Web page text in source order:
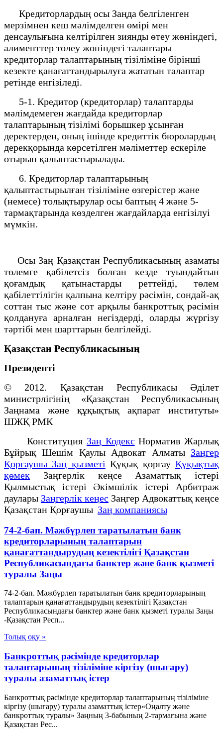
Кредиторлардың осы Заңда белгіленген
мерзімнен кеш мәлімделген өмірі мен
денсаулығына келтірілген зиянды өтеу жөніндегі,
алименттер төлеу жөніндегі талаптары
кредиторлар талаптарының тізіліміне бірінші
кезекте қанағаттандырылуға жататын талаптар
ретінде енгізіледі.
5-1. Кредитор (кредиторлар) талаптарды
мәлімдемеген жағдайда кредиторлар
талаптарының тізілімі борышкер ұсынған
деректерден, оның ішінде кредиттік бюролардың
дерекқорында көрсетілген мәліметтер ескеріле
отырып қалыптастырылады.
6. Кредиторлар талаптарының
қалыптастырылған тізіліміне өзгерістер және
(немесе) толықтырулар осы баптың 4 және 5-
тармақтарында көзделген жағдайларда енгізілуі
мүмкін.
Осы Заң Қазақстан Республикасының азаматы
төлемге қабілетсіз болған кезде туындайтын
қоғамдық қатынастарды реттейді, төлем
қабілеттілігін қалпына келтіру рәсімін, сондай-ақ
соттан тыс және сот арқылы банкроттық рәсімін
қолдануға арналған негіздерді, оларды жүргізу
тәртібі мен шарттарын белгілейді.
Қазақстан Республикасының
Президенті
© 2012. Қазақстан Республикасы Әділет
министрлігінің «Қазақстан Республикасының
Заңнама және құқықтық ақпарат институты»
ШЖҚ РМК
Конституция Заң Кодекс Норматив Жарлық
Бұйрық Шешім Қаулы Адвокат Алматы Заңгер
Қорғаушы Заң қызметі Құқық қорғауҚұқықтық
қөмек Заңгерлік кеңсе Азаматтық істері
Қылмыстық істері Әкімшілік істері Арбитраж
даулары Заңгерлік кеңес Заңгер Адвокаттық кеңсе
Қазақстан Қорғаушы Заң компаниясы
74-2-бап. Мәжбүрлеп таратылатын банк
кредиторларының талаптарын
қанағаттандырудың кезектілігі Қазақстан
Республикасындағы банктер және банк қызметі
туралы Заңы
74-2-бап. Мәжбүрлеп таратылатын банк кредиторларының
талаптарын қанағаттандырудың кезектілігі Қазақстан
Республикасындағы банктер және банк қызметі туралы Заңы
-Қазақстан Респ...
Толық оқу »
Банкроттық рәсімінде кредиторлар
талаптарының тізіліміне кіргізу (шығару)
туралы азаматтық істер
Банкроттық рәсімінде кредиторлар талаптарының тізіліміне
кіргізу (шығару) туралы азаматтық істер«Оңалту және
банкроттық туралы» Заңның 3-бабының 2-тармағына және
Қазақстан Рес...